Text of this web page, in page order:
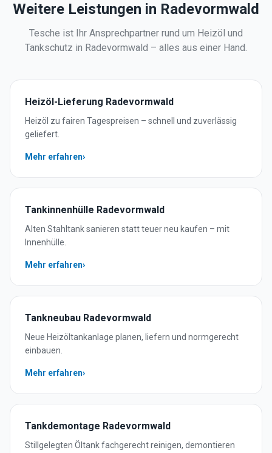
Weitere Leistungen in Radevormwald
Tesche ist Ihr Ansprechpartner rund um Heizöl und
Tankschutz in Radevormwald – alles aus einer Hand.
Heizöl-Lieferung Radevormwald
Heizöl zu fairen Tagespreisen – schnell und zuverlässig
geliefert.
Mehr erfahren›
Tankinnenhülle Radevormwald
Alten Stahltank sanieren statt teuer neu kaufen – mit
Innenhülle.
Mehr erfahren›
Tankneubau Radevormwald
Neue Heizöltankanlage planen, liefern und normgerecht
einbauen.
Mehr erfahren›
Tankdemontage Radevormwald
Stillgelegten Öltank fachgerecht reinigen, demontieren